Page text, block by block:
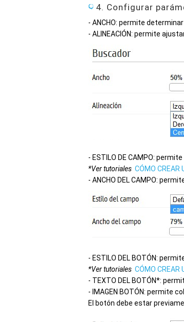
4. Configurar
- ANCHO: permite
- ALINEACIÓN: permite
- ESTILO DE CAMPO:
*Ver tutoriales CÓMO CREAR
- ANCHO DEL CAMPO:
- ESTILO DEL BOTÓN:
*Ver tutoriales CÓMO CREAR
- TEXTO DEL BOTÓN*:
- IMAGEN BOTÓN: permite
El botón debe estar